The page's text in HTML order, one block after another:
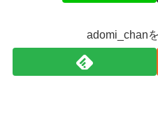
adomi_chan